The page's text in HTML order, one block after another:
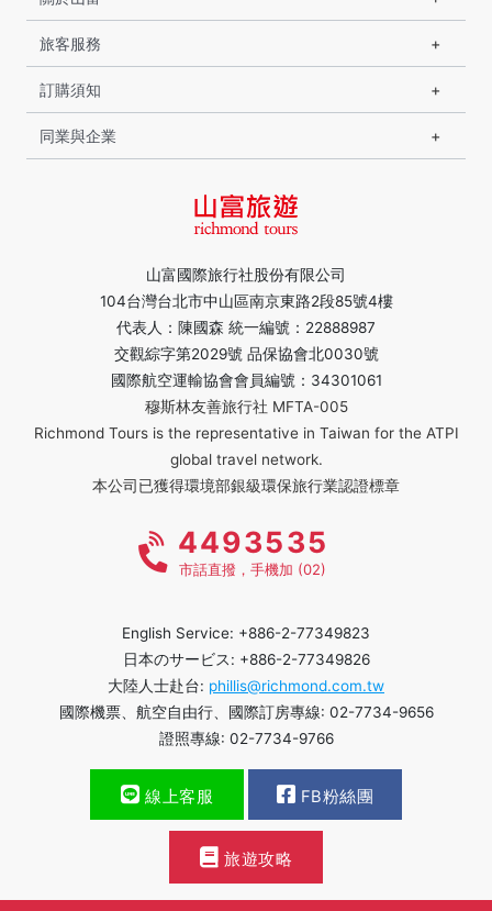
山富國際旅行社股份有限公司
104台灣台北市中山區南京東路2段85號4樓
代表人：陳國森 統一編號：22888987
交觀綜字第2029號 品保協會北0030號
國際航空運輸協會會員編號：34301061
穆斯林友善旅行社 MFTA-005
Richmond Tours is the representative in Taiwan for the ATPI
global travel network.
本公司已獲得環境部銀級環保旅行業認證標章
旅客服務
訂購須知
同業與企業
4493535
市話直撥，手機加 (02)
English Service: +886-2-77349823
日本のサービス: +886-2-77349826
大陸人士赴台: phillis@richmond.com.tw
國際機票、航空自由行、國際訂房專線: 02-7734-9656
證照專線: 02-7734-9766
線上客服 FB粉絲團
旅遊攻略